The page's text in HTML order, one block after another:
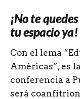
¡No te
tu espacio ya!
Con el lema
Américas”, es
conferencia a
será